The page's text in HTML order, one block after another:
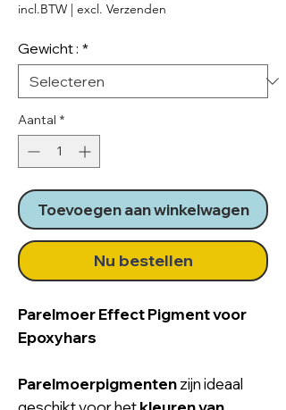
incl.BTW | excl. Verzenden
Gewicht : *
Aantal *
Toevoegen aan winkelwagen
Nu bestellen
Parelmoer Effect Pigment voor
Epoxyhars
Parelmoerpigmentenzijn ideaal